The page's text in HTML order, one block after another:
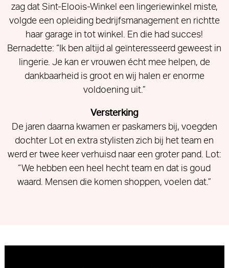
zag dat Sint-Eloois-Winkel een lingeriewinkel miste,
volgde een opleiding bedrijfsmanagement en richtte
haar garage in tot winkel. En die had succes!
Bernadette: “Ik ben altijd al geïnteresseerd geweest in
lingerie. Je kan er vrouwen écht mee helpen, de
dankbaarheid is groot en wij halen er enorme
voldoening uit.”
Versterking
De jaren daarna kwamen er paskamers bij, voegden
dochter Lot en extra stylisten zich bij het team en
werd er twee keer verhuisd naar een groter pand. Lot:
“We hebben een heel hecht team en dat is goud
waard. Mensen die komen shoppen, voelen dat.”